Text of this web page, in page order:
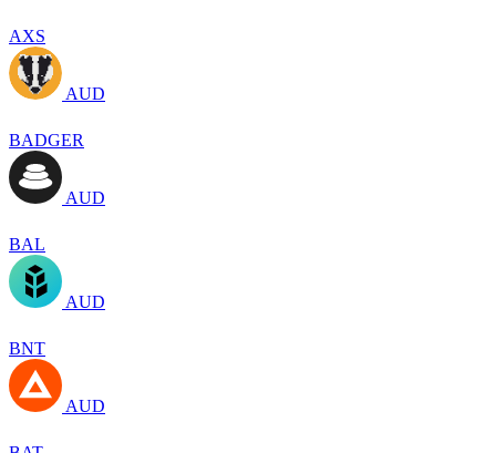
AXS
AUD
BADGER
AUD
BAL
AUD
BNT
AUD